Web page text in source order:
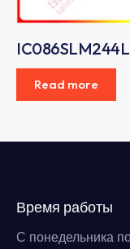
Read more
Время работы
С понедельника